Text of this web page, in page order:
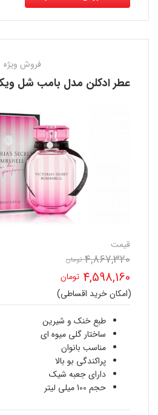
فروش ویژه
قیمت
4,867,320 تومان
اصلی
بود.
4,598,160 تومان
قیمت
فعلی
4,598,160 تومان
است.
(امکان خرید اقساطی)
طبع خنک و شیرین
ساختار گلی میوه ای
مناسب بانوان
پراکندگی بو بالا
دارای جعبه شیک
حجم 100 میلی لیتر